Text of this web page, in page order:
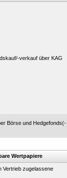
verkauf über KAG
Börse und Hedgefonds(-
Wertpapiere
Vertrieb zugelassene